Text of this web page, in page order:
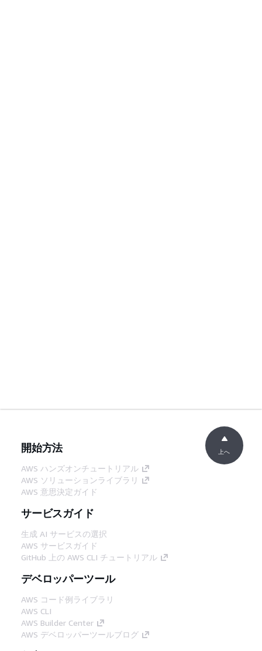
開始方法
AWS ハンズオンチュートリアル
AWS ソリューションライブラリ
AWS 意思決定ガイド
サービスガイド
生成 AI サービスの選択
AWS サービスガイド
GitHub 上の AWS CLI チュートリアル
デベロッパーツール
AWS コード例ライブラリ
AWS CLI
AWS Builder Center
AWS デベロッパーツールブログ
上へ